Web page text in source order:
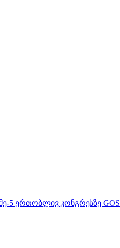
კონგრესზე GOS /